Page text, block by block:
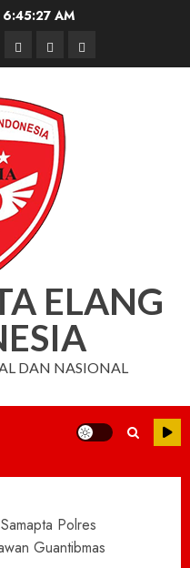
6:45:28 AM
Pendidikan
Box
Redaksi
Iklan
ELANG
DAN NASIONAL
Polres
Guantibmas